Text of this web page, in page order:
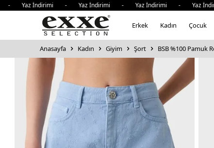
İndirimi - Yaz İndirimi - Yaz İndirimi - Yaz
Erkek Kadın Çocuk
Anasayfa Kadın Giyim Şort BSB %100 Pamuk